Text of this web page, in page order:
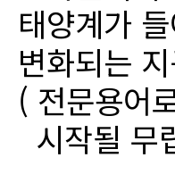
태양계가
변화되는
( 전문용어
시작될 무